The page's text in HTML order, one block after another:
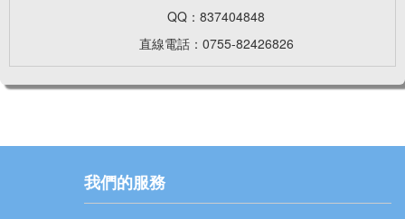
QQ：837404848
直線電話：0755-82426826
我們的服務